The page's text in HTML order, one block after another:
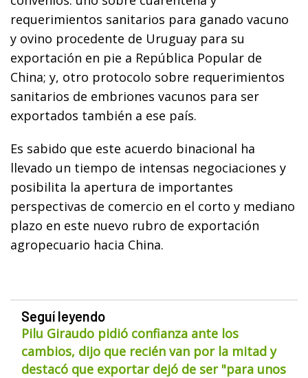
requerimientos sanitarios para ganado vacuno
y ovino procedente de Uruguay para su
exportación en pie a República Popular de
China; y, otro protocolo sobre requerimientos
sanitarios de embriones vacunos para ser
exportados también a ese país.
Es sabido que este acuerdo binacional ha
llevado un tiempo de intensas negociaciones y
posibilita la apertura de importantes
perspectivas de comercio en el corto y mediano
plazo en este nuevo rubro de exportación
agropecuario hacia China.
Seguí leyendo
Pilu Giraudo pidió confianza ante los
cambios, dijo que recién van por la mitad y
destacó que exportar dejó de ser "para unos